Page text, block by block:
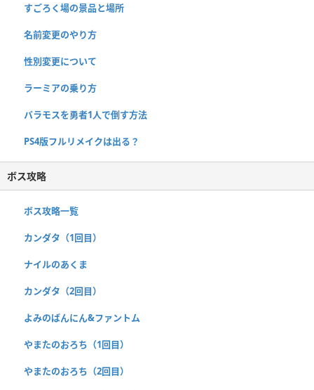
すごろく場の景品と場所
名前変更のやり方
性別変更について
ラーミアの乗り方
バラモスを勇者1人で倒す方法
PS4版フルリメイクは出る？
ボス攻略
ボス攻略一覧
カンダタ（1回目）
ナイルのあくま
カンダタ（2回目）
よみのばんにん&ファントム
やまたのおろち（1回目）
やまたのおろち（2回目）